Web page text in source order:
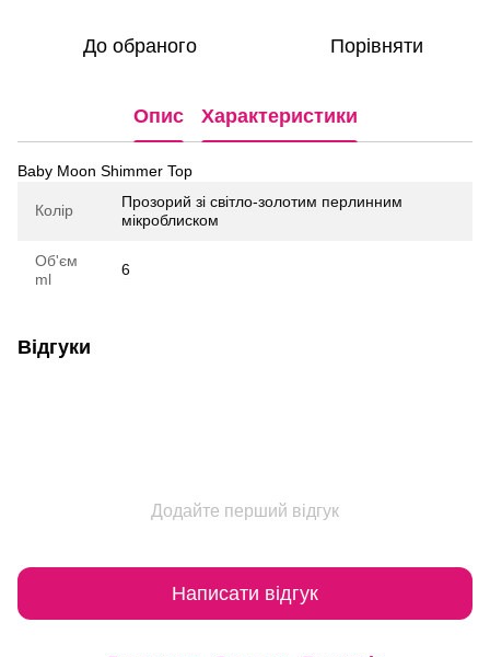
До обраного Порівняти
Опис Характеристики
Baby Moon Shimmer Top
Колір
Прозорий зі світло-золотим перлинним
мікроблиском
Об'єм
ml
6
Відгуки
Додайте перший відгук
Написати відгук